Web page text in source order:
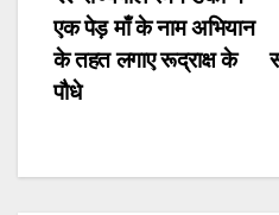
navigation
एक पेड़ माँ के नाम अभियान
के तहत लगाए रूद्राक्ष के
पौधे